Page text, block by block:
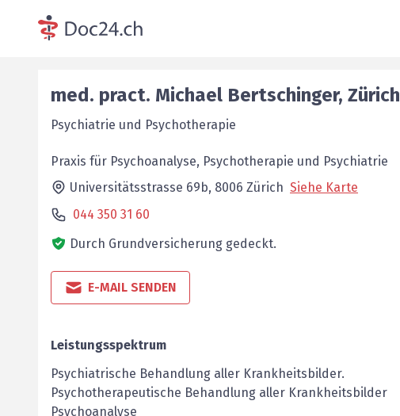
med. pract. Michael Bertschinger, Zürich
Psychiatrie und Psychotherapie
Praxis für Psychoanalyse, Psychotherapie und Psychiatrie
Universitätsstrasse 69b, 8006 Zürich Siehe Karte
044 350 31 60
Durch Grundversicherung gedeckt.
E-MAIL SENDEN
Leistungsspektrum
Psychiatrische Behandlung aller Krankheitsbilder.
Psychotherapeutische Behandlung aller Krankheitsbilder
Psychoanalyse